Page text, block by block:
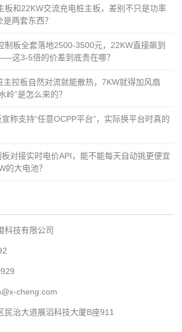
板和22KW交流充电桩主板，差别不只是功率
两套东西？
制板全套落地2500-3500元，22KW直接飙到
这3-5倍的价差到底贵在哪？
主控板自然对流就能散热，7KW就得加风扇
”是怎么来的？
称支持“任意OCPP平台”，实际换平台时真的
对接实时电价API，能不能每天自动挑更便宜
的大电池？
科技有限公司
cheng.com
民治大道展滔科技大厦B座911